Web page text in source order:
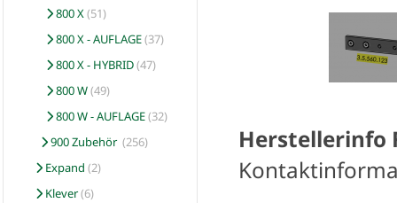
800 X(51)
800 X - AUFLAGE(37)
800 X - HYBRID(47)
800 W(49)
800 W - AUFLAGE(32)
900 Zubehör (256)
Expand (2)
Klever(6)
Herstellerinfo